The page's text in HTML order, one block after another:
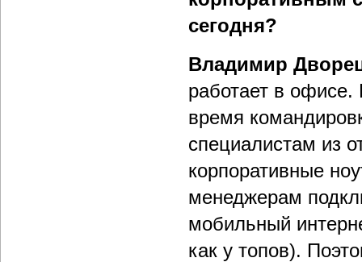
сегодня?
Владимир
работает в офисе.
время
специалистам из
корпоративные
менеджерам
мобильный
как у топов).